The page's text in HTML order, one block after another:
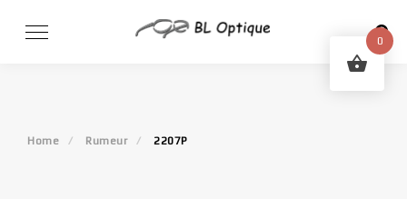
Home Rumeur 2207P
0